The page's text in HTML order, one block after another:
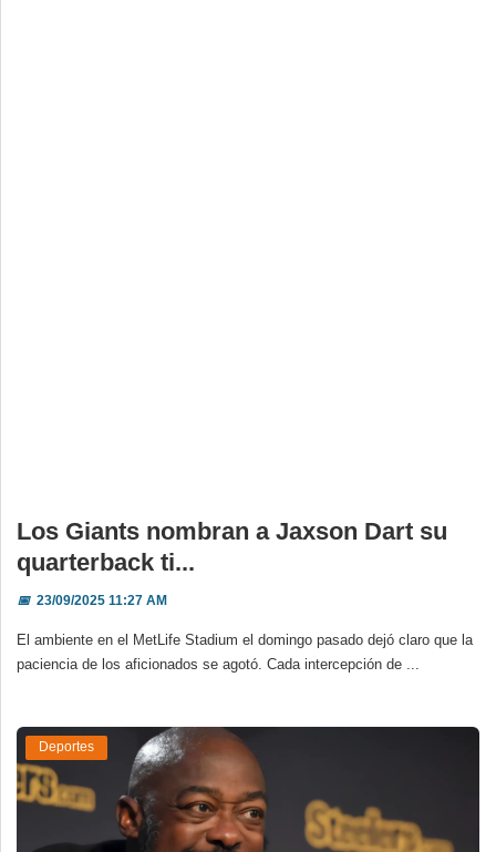
Los Giants nombran a Jaxson Dart su
quarterback ti...
📅23/09/2025 11:27 AM
El ambiente en el MetLife Stadium el domingo pasado dejó claro que la
paciencia de los aficionados se agotó. Cada intercepción de ...
Deportes